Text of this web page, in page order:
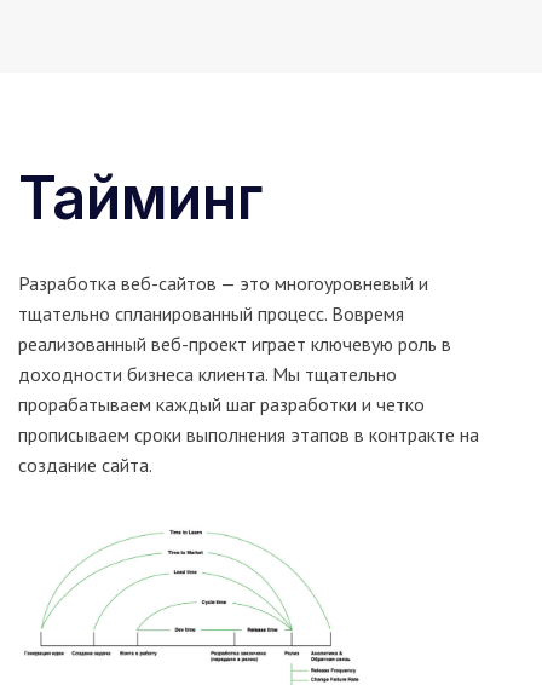
Тайминг
Разработка веб-сайтов — это многоуровневый и
тщательно спланированный процесс. Вовремя
реализованный веб-проект играет ключевую роль в
доходности бизнеса клиента. Мы тщательно
прорабатываем каждый шаг разработки и четко
прописываем сроки выполнения этапов в контракте на
создание сайта.